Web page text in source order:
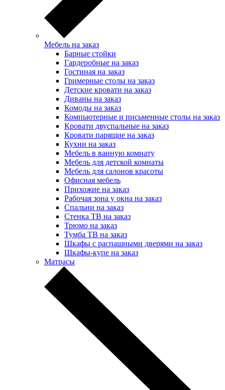
Мебель на заказ
Барные стойки
Гардеробные на заказ
Гостиная на заказ
Гримерные столы на заказ
Детские кровати на заказ
Диваны на заказ
Комоды на заказ
Компьютерные и письменные столы на заказ
Кровати двуспальные на заказ
Кровати парящие на заказ
Кухни на заказ
Мебель в ванную комнату
Мебель для детской комнаты
Мебель для салонов красоты
Офисная мебель
Прихожие на заказ
Рабочая зона у окна на заказ
Спальни на заказ
Стенка ТВ на заказ
Трюмо на заказ
Тумба ТВ на заказ
Шкафы с распашными дверями на заказ
Шкафы-купе на заказ
Матрасы